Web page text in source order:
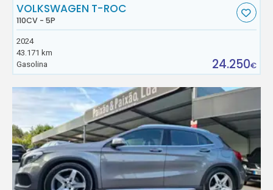
VOLKSWAGEN T-ROC
110CV - 5P
2024
43.171 km
Gasolina
24.250€